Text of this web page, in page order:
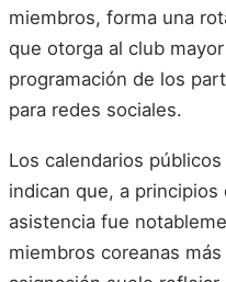
miembros, forma una
que otorga al club
programación de los
para redes sociales.
Los calendarios
indican que, a
asistencia fue
miembros coreanas